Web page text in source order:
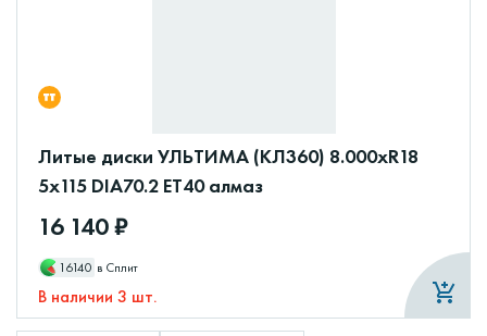
Литые диски УЛЬТИМА (КЛ360) 8.000xR18
5x115 DIA70.2 ET40 алмаз
16 140 ₽
16140 в Сплит
В наличии 3 шт.